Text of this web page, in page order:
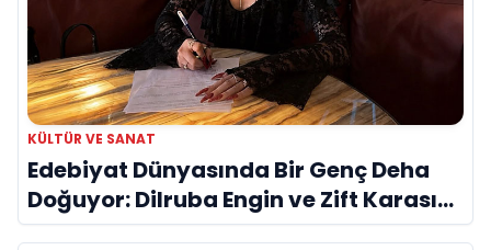
KÜLTÜR VE SANAT
Edebiyat Dünyasında Bir Genç Deha
Doğuyor: Dilruba Engin ve Zift Karası
Evreni ‘AVENOİR’